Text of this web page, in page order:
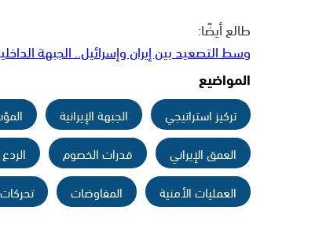
طالع أيضًا:
وسط التصعيد بين إيران وإسرائيل.. الجبهة
المواضيع
تركيز استراتيجي الجبهة الإيرانية
العمق الإيراني
قدرات الخصوم
العمليات الأمنية
المفاوضات